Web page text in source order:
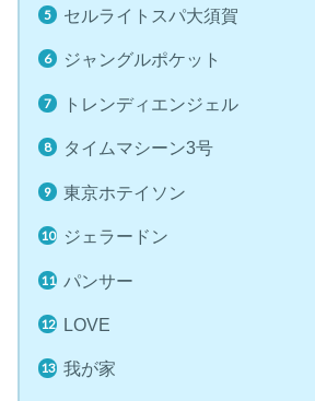
セルライトスパ大須賀
ジャングルポケット
トレンディエンジェル
タイムマシーン3号
東京ホテイソン
ジェラードン
パンサー
LOVE
我が家